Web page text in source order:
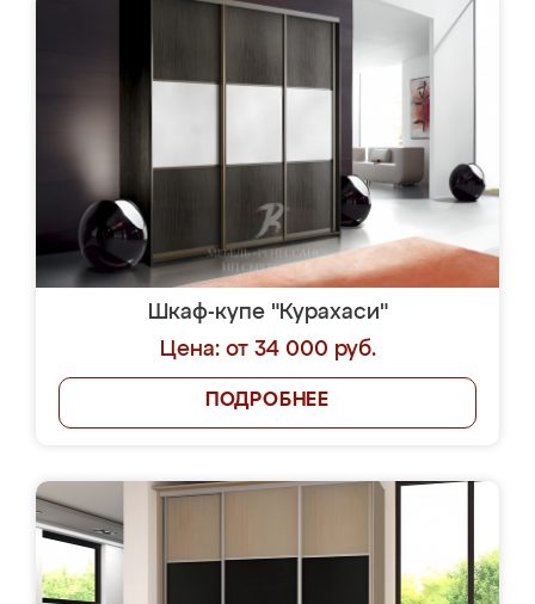
Шкаф-купе "Курахаси"
Цена: от 34 000 руб.
ПОДРОБНЕЕ